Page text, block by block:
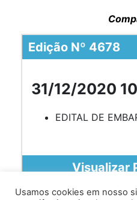
Edição Nº 4678
31/12/2020
EDITAL DE
Visualizar
Usamos cookies em nosso